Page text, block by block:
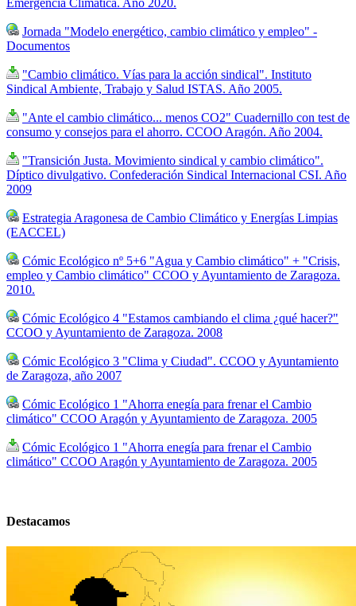
Emergencia Climática. Año 2020.
Jornada "Modelo energético, cambio climático y empleo" -
Documentos
"Cambio climático. Vías para la acción sindical". Instituto
Sindical Ambiente, Trabajo y Salud ISTAS. Año 2005.
"Ante el cambio climático... menos CO2" Cuadernillo con test de
consumo y consejos para el ahorro. CCOO Aragón. Año 2004.
"Transición Justa. Movimiento sindical y cambio climático".
Díptico divulgativo. Confederación Sindical Internacional CSI. Año
2009
Estrategia Aragonesa de Cambio Climático y Energías Limpias
(EACCEL)
Cómic Ecológico nº 5+6 "Agua y Cambio climático" + "Crisis,
empleo y Cambio climático" CCOO y Ayuntamiento de Zaragoza.
2010.
Cómic Ecológico 4 "Estamos cambiando el clima ¿qué hacer?"
CCOO y Ayuntamiento de Zaragoza. 2008
Cómic Ecológico 3 "Clima y Ciudad". CCOO y Ayuntamiento
de Zaragoza, año 2007
Cómic Ecológico 1 "Ahorra enegía para frenar el Cambio
climático" CCOO Aragón y Ayuntamiento de Zaragoza. 2005
Cómic Ecológico 1 "Ahorra enegía para frenar el Cambio
climático" CCOO Aragón y Ayuntamiento de Zaragoza. 2005
Destacamos